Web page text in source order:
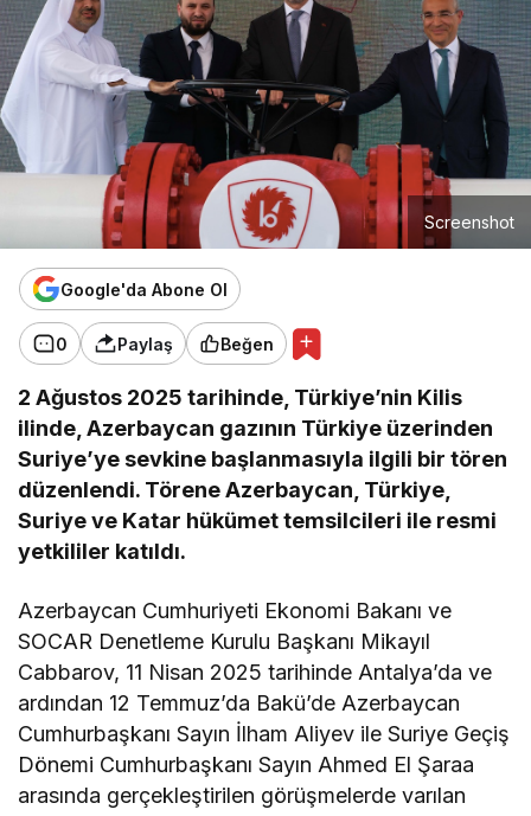
Screenshot
Google'da Abone Ol
0 Paylaş Beğen
2 Ağustos 2025 tarihinde, Türkiye’nin Kilis
ilinde, Azerbaycan gazının Türkiye üzerinden
Suriye’ye sevkine başlanmasıyla ilgili bir tören
düzenlendi. Törene Azerbaycan, Türkiye,
Suriye ve Katar hükümet temsilcileri ile resmi
yetkililer katıldı.
Azerbaycan Cumhuriyeti Ekonomi Bakanı ve
SOCAR Denetleme Kurulu Başkanı Mikayıl
Cabbarov, 11 Nisan 2025 tarihinde Antalya’da ve
ardından 12 Temmuz’da Bakü’de Azerbaycan
Cumhurbaşkanı Sayın İlham Aliyev ile Suriye Geçiş
Dönemi Cumhurbaşkanı Sayın Ahmed El Şaraa
arasında gerçekleştirilen görüşmelerde varılan